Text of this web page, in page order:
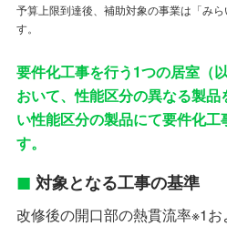
予算上限到達後、補助対象の事業は「み
す。
要件化工事を行う1つの居室（
おいて、性能区分の異なる製
い性能区分の製品にて要件化工
す。
対象となる工事の基準
改修後の開口部の熱貫流率※1